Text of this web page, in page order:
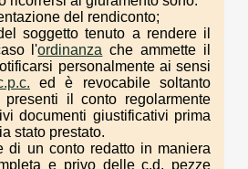
del rendiconto;
soggetto tenuto a rendere il
l'ordinanza che ammette il
personalmente ai sensi
ed è revocabile soltanto
il conto regolarmente
documenti giustificativi prima
stato prestato.
di un conto redatto in maniera
e privo delle c.d. pezze